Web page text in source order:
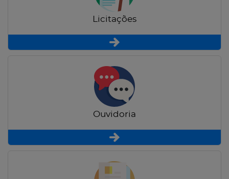
Licitações
Ouvidoria